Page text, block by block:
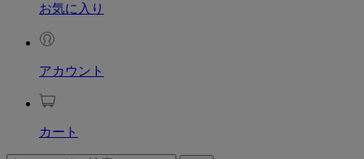
お気に入り
アカウント
カート